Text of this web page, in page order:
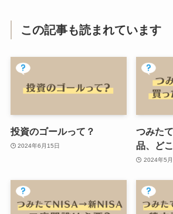
この記事も読まれています
投資のゴールって？
2024年6月15日
つみた
品、ど
2024年5